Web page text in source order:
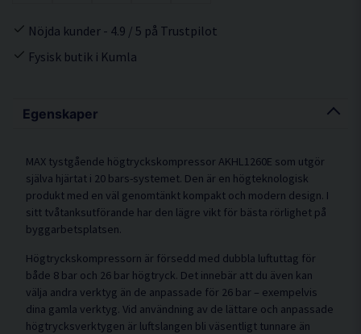
Egenskaper
MAX tystgående högtryckskompressor AKHL1260E som utgör
själva hjärtat i 20 bars-systemet. Den är en högteknologisk
produkt med en väl genomtänkt kompakt och modern design. I
sitt tvåtanksutförande har den lägre vikt för bästa rörlighet på
byggarbetsplatsen.
Högtryckskompressorn är försedd med dubbla luftuttag för
både 8 bar och 26 bar högtryck. Det innebär att du även kan
välja andra verktyg än de anpassade för 26 bar – exempelvis
dina gamla verktyg. Vid användning av de lättare och anpassade
högtrycksverktygen är luftslangen bli väsentligt tunnare än
Nöjda kunder - 4.9 / 5 på Trustpilot
Fysisk butik i Kumla